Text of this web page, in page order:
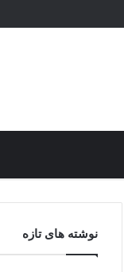
نوشته های تازه